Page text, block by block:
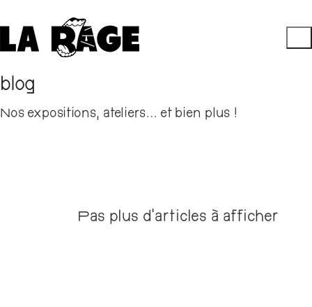
blog
Nos expositions, ateliers… et bien plus !
Pas plus d’articles à afficher